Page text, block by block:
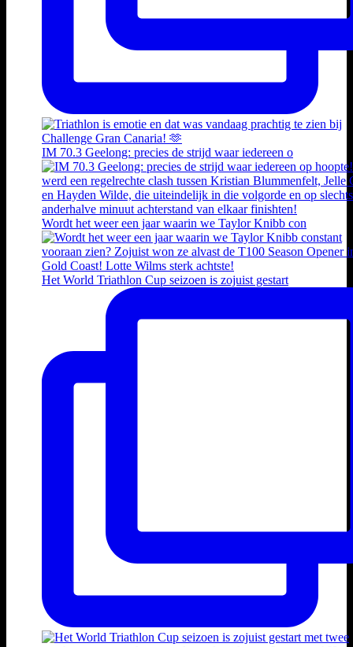
IM 70.3 Geelong: precies de strijd waar iedereen o
Wordt het weer een jaar waarin we Taylor Knibb con
Het World Triathlon Cup seizoen is zojuist gestart